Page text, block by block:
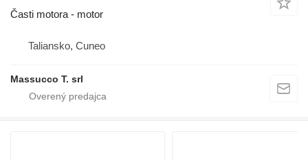
Časti motora - motor
Taliansko, Cuneo
Massucco T. srl